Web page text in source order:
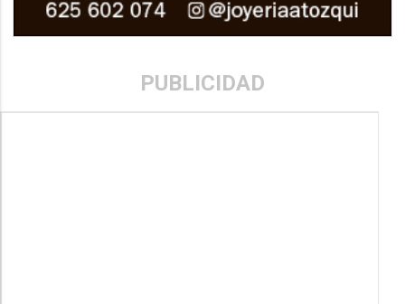
PUBLICIDAD